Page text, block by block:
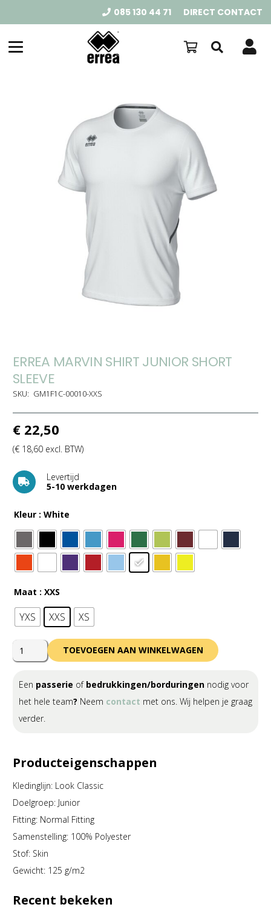
085 130 44 71 DIRECT CONTACT
ERREA MARVIN SHIRT JUNIOR SHORT
SLEEVE
SKU: GM1F1C-00010-XXS
€ 22,50
(€ 18,60 excl. BTW)
Levertijd
5-10 werkdagen
Kleur : White
Maat : XXS
YXS XXS XS
Errea
Marvin
Shirt
Junior
Short
TOEVOEGEN AAN WINKELWAGEN
Een passerie of bedrukkingen/borduringen nodig voor
het hele team? Neem contact met ons. Wij helpen je graag
verder.
Producteigenschappen
Kledinglijn: Look Classic
Doelgroep: Junior
Fitting: Normal Fitting
Samenstelling: 100% Polyester
Stof: Skin
Gewicht: 125 g/m2
Recent bekeken